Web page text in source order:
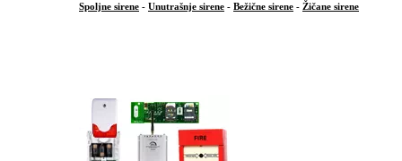
Spoljne sirene - Unutrašnje sirene - Bežične sirene - Žičane sirene